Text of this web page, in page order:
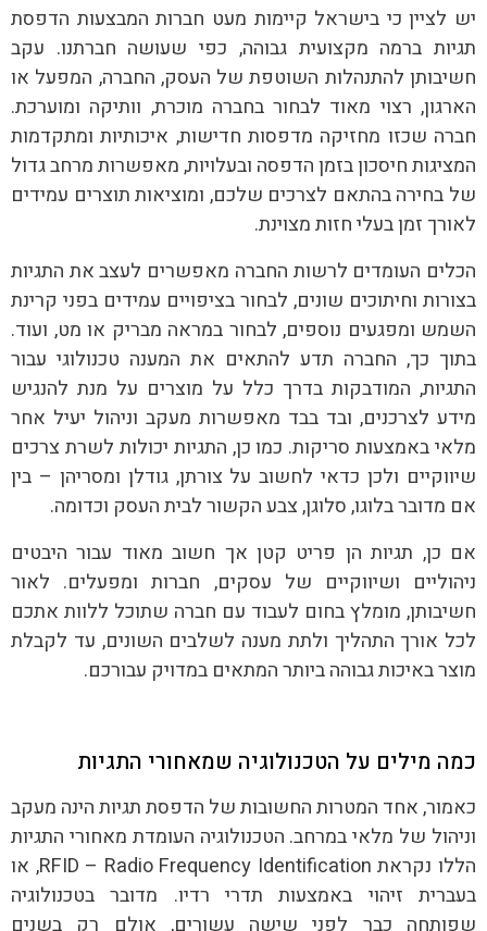
יש לציין כי בישראל קיימות מעט חברות המבצעות הדפסת
תגיות ברמה מקצועית גבוהה, כפי שעושה חברתנו. עקב
חשיבותן להתנהלות השוטפת של העסק, החברה, המפעל או
הארגון, רצוי מאוד לבחור בחברה מוכרת, וותיקה ומוערכת.
חברה שכזו מחזיקה מדפסות חדישות, איכותיות ומתקדמות
המציגות חיסכון בזמן הדפסה ובעלויות, מאפשרות מרחב גדול
של בחירה בהתאם לצרכים שלכם, ומוציאות תוצרים עמידים
לאורך זמן בעלי חזות מצוינת.
הכלים העומדים לרשות החברה מאפשרים לעצב את התגיות
בצורות וחיתוכים שונים, לבחור בציפויים עמידים בפני קרינת
השמש ומפגעים נוספים, לבחור במראה מבריק או מט, ועוד.
בתוך כך, החברה תדע להתאים את המענה טכנולוגי עבור
התגיות, המודבקות בדרך כלל על מוצרים על מנת להנגיש
מידע לצרכנים, ובד בבד מאפשרות מעקב וניהול יעיל אחר
מלאי באמצעות סריקות. כמו כן, התגיות יכולות לשרת צרכים
שיווקיים ולכן כדאי לחשוב על צורתן, גודלן ומסריהן – בין
אם מדובר בלוגו, סלוגן, צבע הקשור לבית העסק וכדומה.
אם כן, תגיות הן פריט קטן אך חשוב מאוד עבור היבטים
ניהוליים ושיווקיים של עסקים, חברות ומפעלים. לאור
חשיבותן, מומלץ בחום לעבוד עם חברה שתוכל ללוות אתכם
לכל אורך התהליך ולתת מענה לשלבים השונים, עד לקבלת
מוצר באיכות גבוהה ביותר המתאים במדויק עבורכם.
כמה מילים על הטכנולוגיה שמאחורי התגיות
כאמור, אחד המטרות החשובות של הדפסת תגיות הינה מעקב
וניהול של מלאי במרחב. הטכנולוגיה העומדת מאחורי התגיות
הללו נקראת RFID – Radio Frequency Identification, או
בעברית זיהוי באמצעות תדרי רדיו. מדובר בטכנולוגיה